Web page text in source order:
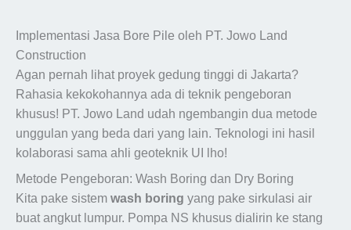
Implementasi Jasa Bore Pile oleh PT. Jowo Land
Construction
Agan pernah lihat proyek gedung tinggi di Jakarta?
Rahasia kekokohannya ada di teknik pengeboran
khusus! PT. Jowo Land udah ngembangin dua metode
unggulan yang beda dari yang lain. Teknologi ini hasil
kolaborasi sama ahli geoteknik UI lho!
Metode Pengeboran: Wash Boring dan Dry Boring
Kita pake sistem wash boring yang pake sirkulasi air
buat angkut lumpur. Pompa NS khusus dialirin ke stang